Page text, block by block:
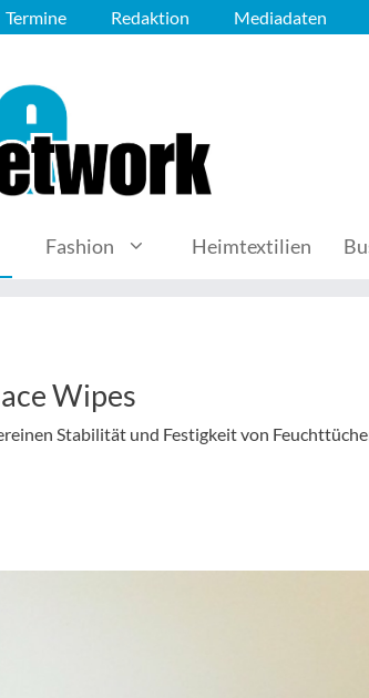
Termine Redaktion Mediadaten
Fashion Heimtextilien
Wipes
Stabilität und Festigkeit von